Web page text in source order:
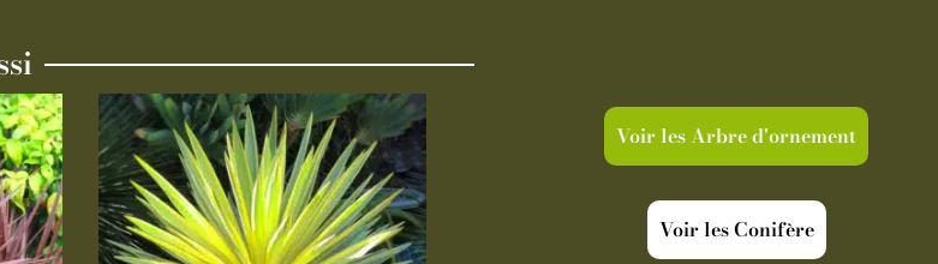
Ce
produit
a
plusieurs
variations.
Voir les Arbre d'ornement
Voir les Conifère